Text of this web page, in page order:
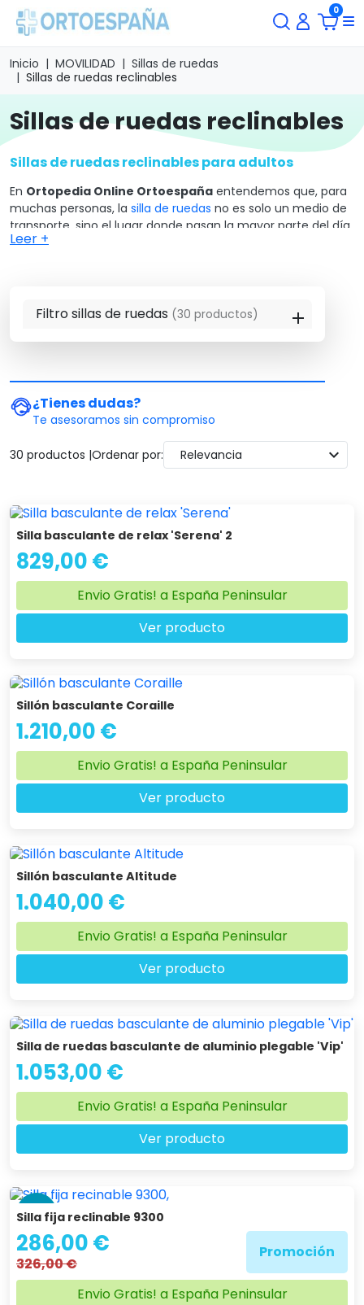
0
Inicio MOVILIDAD
Sillas de ruedas
Sillas de ruedas reclinables
sillas de ruedas reclinables
Sillas de ruedas reclinables para adultos
En Ortopedia Online Ortoespaña entendemos que, para
muchas personas, la silla de ruedas no es solo un medio de
transporte, sino el lugar donde pasan la mayor parte del día.
Por eso, elegir una
Nuestra selección de sillas está pensada para ofrecer ese
alivio necesario en la espalda y el cuello, permitiendo
cambios de posición que mejoran la circulación y evitan la
Leer +
Filtro sillas de ruedas (30 productos)
¿Tienes dudas?
Te asesoramos sin compromiso
30 productos |Ordenar por: Relevancia expand_more
Silla basculante de relax 'Serena' 2
829,00 €
Envio Gratis! a España Peninsular
Ver producto
Sillón basculante Coraille
1.210,00 €
Envio Gratis! a España Peninsular
Ver producto
Sillón basculante Altitude
1.040,00 €
Envio Gratis! a España Peninsular
Ver producto
Silla de ruedas basculante de aluminio plegable 'Vip'
1.053,00 €
Envio Gratis! a España Peninsular
Ver producto
-12 %
Silla fija reclinable 9300
286,00 €
326,00 €
Promoción
Envio Gratis! a España Peninsular